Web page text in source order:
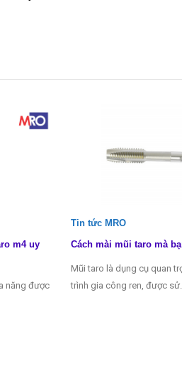
m4 uy
năng được
Tin tức MRO
Cách mài mũi taro mà
Mũi taro là dụng cụ quan
trình gia công ren, được